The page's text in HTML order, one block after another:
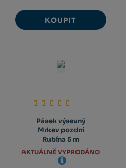
KOUPIT
Pásek výsevný
Mrkev pozdní
Rubína 5 m
AKTUÁLNĚ VYPRODÁNO